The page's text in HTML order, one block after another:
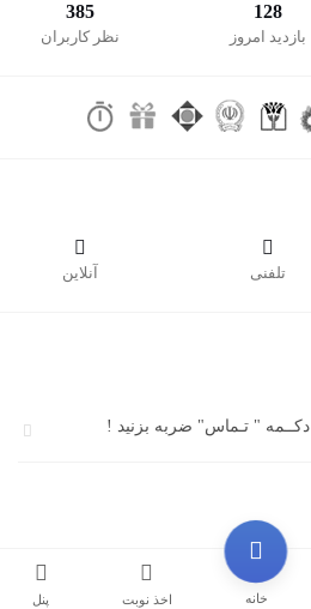
خانه اخذ نوبت پنل
128
بازدید امروز
385
نظر کاربران

تلفنی

آنلاین
" تـماس" ضربه بزنید !